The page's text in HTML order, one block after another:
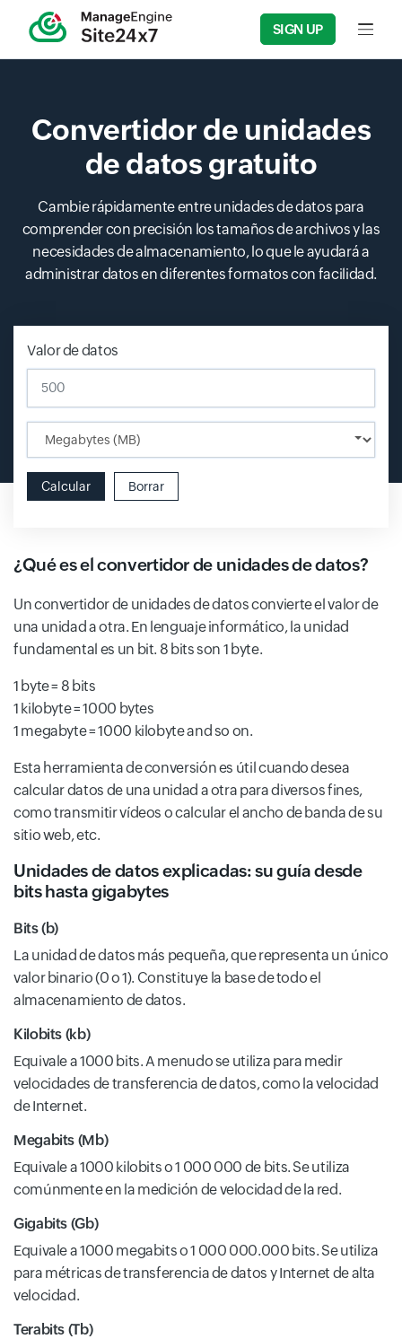
SIGN UP Input
Convertidor de unidades
de datos gratuito
Cambie rápidamente entre unidades de datos para
comprender con precisión los tamaños de archivos y las
necesidades de almacenamiento, lo que le ayudará a
administrar datos en diferentes formatos con facilidad.
Valor de datos
Input field
Calcular Borrar
¿Qué es el convertidor de unidades de datos?
Un convertidor de unidades de datos convierte el valor de
una unidad a otra. En lenguaje informático, la unidad
fundamental es un bit. 8 bits son 1 byte.
1 byte = 8 bits
1 kilobyte = 1000 bytes
1 megabyte = 1000 kilobyte and so on.
Esta herramienta de conversión es útil cuando desea
calcular datos de una unidad a otra para diversos fines,
como transmitir vídeos o calcular el ancho de banda de su
sitio web, etc.
Unidades de datos explicadas: su guía desde
bits hasta gigabytes
Bits (b)
La unidad de datos más pequeña, que representa un único
valor binario (0 o 1). Constituye la base de todo el
almacenamiento de datos.
Kilobits (kb)
Equivale a 1000 bits. A menudo se utiliza para medir
velocidades de transferencia de datos, como la velocidad
de Internet.
Megabits (Mb)
Equivale a 1000 kilobits o 1 000 000 de bits. Se utiliza
comúnmente en la medición de velocidad de la red.
Gigabits (Gb)
Equivale a 1000 megabits o 1 000 000.000 bits. Se utiliza
para métricas de transferencia de datos y Internet de alta
velocidad.
Terabits (Tb)